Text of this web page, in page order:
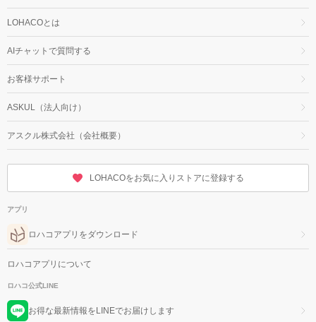
LOHACOとは
AIチャットで質問する
お客様サポート
ASKUL（法人向け）
アスクル株式会社（会社概要）
LOHACOをお気に入りストアに登録する
アプリ
ロハコアプリをダウンロード
ロハコアプリについて
ロハコ公式LINE
お得な最新情報をLINEでお届けします